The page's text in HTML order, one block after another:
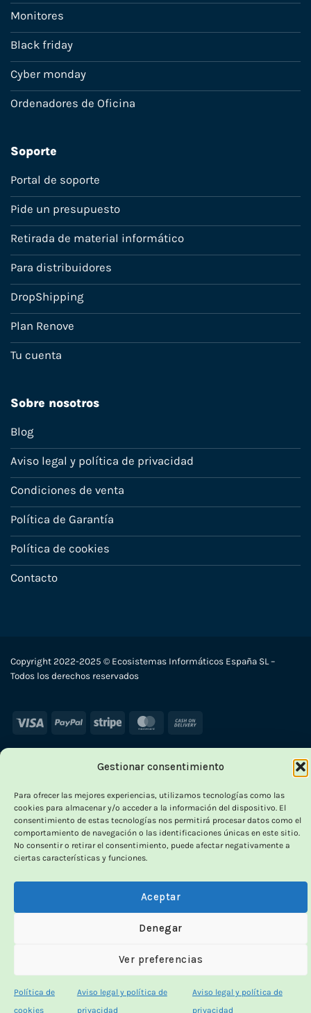
Gestionar consentimiento
Para ofrecer las mejores experiencias, utilizamos tecnologías como las
cookies para almacenar y/o acceder a la información del dispositivo. El
consentimiento de estas tecnologías nos permitirá procesar datos como el
comportamiento de navegación o las identificaciones únicas en este sitio.
No consentir o retirar el consentimiento, puede afectar negativamente a
ciertas características y funciones.
Aceptar
Denegar
Ver preferencias
Política de
cookies
Aviso legal y política de
privacidad
Aviso legal y política de
privacidad
Monitores
Black friday
Cyber monday
Ordenadores de Oficina
Soporte
Portal de soporte
Pide un presupuesto
Retirada de material informático
Para distribuidores
DropShipping
Plan Renove
Tu cuenta
Sobre nosotros
Blog
Aviso legal y política de privacidad
Condiciones de venta
Política de Garantía
Política de cookies
Contacto
Copyright 2022-2025 © Ecosistemas Informáticos España SL –
Todos los derechos reservados
Visa PayPal Stripe MasterCard
OUTLET VORPC
Calidad probada,
precios imbatibles
100% funcionales · revisados